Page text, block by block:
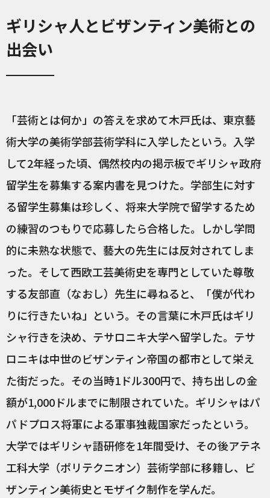
ギリシャ人とビザンティン美術との
出会い
「芸術とは何か」の答えを求めて木戸氏は、東京藝
術大学の美術学部芸術学科に入学したという。入学
して2年経った頃、偶然校内の掲示板でギリシャ政府
留学生を募集する案内書を見つけた。学部生に対す
る留学生募集は珍しく、将来大学院で留学するため
の練習のつもりで応募したら合格した。しかし学問
的に未熟な状態で、藝大の先生には反対されてしま
った。そして西欧工芸美術史を専門としていた尊敬
する友部直（なおし）先生に尋ねると、「僕が代わ
りに行きたいね」という。その言葉に木戸氏はギリ
シャ行きを決め、テサロニキ大学へ留学した。テサ
ロニキは中世のビザンティン帝国の都市として栄え
た街だった。その当時1ドル300円で、持ち出しの金
額が1,000ドルまでに制限されていた。ギリシャはパ
パドプロス将軍による軍事独裁国家だったという。
大学ではギリシャ語研修を1年間受け、その後アテネ
工科大学（ポリテクニオン）芸術学部に移籍し、ビ
ザンティン美術史とモザイク制作を学んだ。